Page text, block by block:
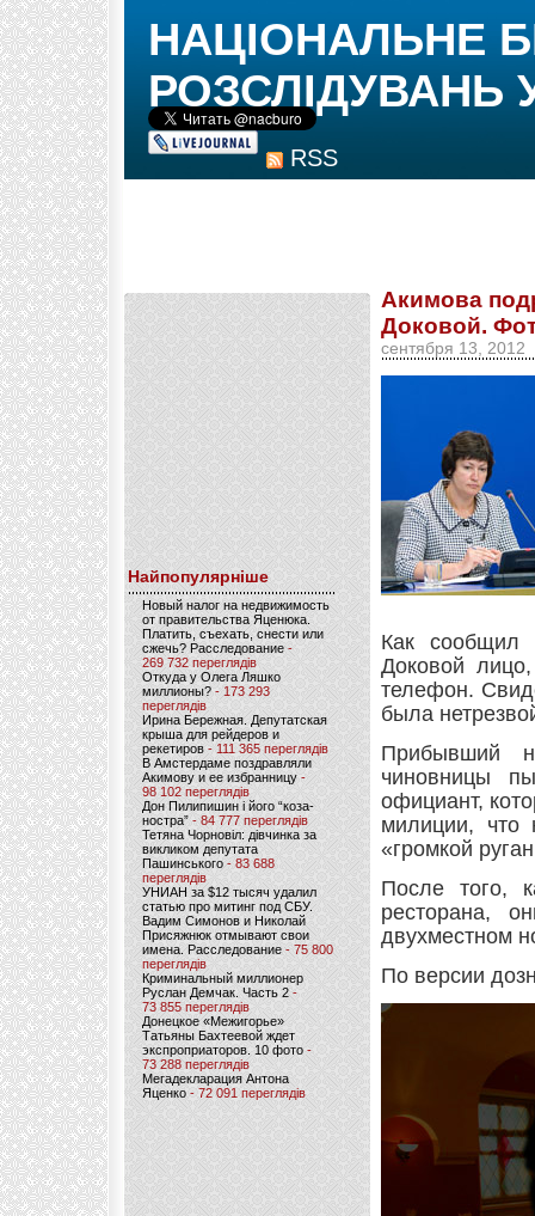
RSS
НАЦІОНАЛЬНЕ
РОЗСЛІДУВАНЬ
Найпопулярніше
Новый налог на недвижимость
от правительства Яценюка.
Платить, съехать, снести или
сжечь? Расследование-
269 732 переглядів
Откуда у Олега Ляшко
миллионы? - 173 293
переглядів
Ирина Бережная. Депутатская
крыша для рейдеров и
рекетиров - 111 365 переглядів
В Амстердаме поздравляли
Акимову и ее избранницу -
98 102 переглядів
Дон Пилипишин і його “коза-
ностра” - 84 777 переглядів
Тетяна Чорновіл: дівчинка за
викликом депутата
Пашинського- 83 688
переглядів
УНИАН за $12 тысяч удалил
статью про митинг под СБУ.
Вадим Симонов и Николай
Присяжнюк отмывают свои
имена. Расследование - 75 800
переглядів
Криминальный миллионер
Руслан Демчак. Часть 2-
73 855 переглядів
Донецкое «Межигорье»
Татьяны Бахтеевой ждет
экспроприаторов. 10 фото -
73 288 переглядів
Мегадекларация Антона
Яценко - 72 091 переглядів
Акимова
Доковой.
сентября 13, 2012
Как
Доковой
телефон.
была
Прибывший
чиновницы
официант,
милиции, что
«громкой
После того,
ресторана,
двухместном
По версии